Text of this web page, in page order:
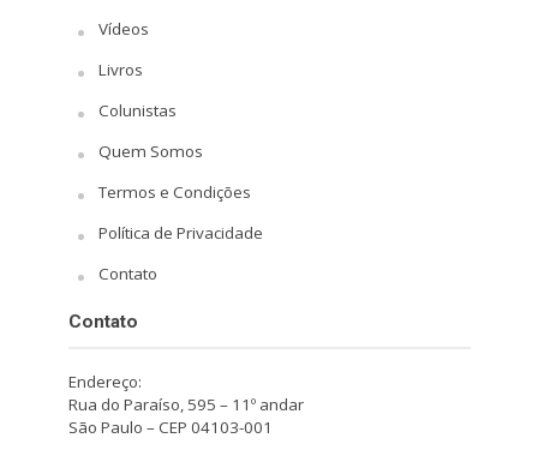
Vídeos
Livros
Colunistas
Quem Somos
Termos e Condições
Política de Privacidade
Contato
Contato
Endereço:
Rua do Paraíso, 595 – 11º andar
São Paulo – CEP 04103-001